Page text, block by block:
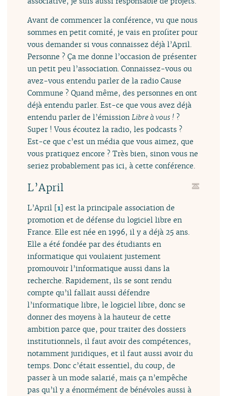
Avant de commencer la conférence, vu que nous
sommes en petit comité, je vais en profiter pour
vous demander si vous connaissez déjà l’April.
Personne ? Ça me donne l’occasion de présenter
un petit peu l’association. Connaissez-vous ou
avez-vous entendu parler de la radio Cause
Commune ? Quand même, des personnes en ont
déjà entendu parler. Est-ce que vous avez déjà
entendu parler de l’émissionLibre à vous ! ?
Super ! Vous écoutez la radio, les podcasts ?
Est-ce que c’est un média que vous aimez, que
vous pratiquez encore ? Très bien, sinon vous ne
seriez probablement pas ici, à cette conférence.
L’April
L’April [1] est la principale association de
promotion et de défense du logiciel libre en
France. Elle est née en 1996, il y a déjà 25 ans.
Elle a été fondée par des étudiants en
informatique qui voulaient justement
promouvoir l’informatique aussi dans la
recherche. Rapidement, ils se sont rendu
compte qu’il fallait aussi défendre
l’informatique libre, le logiciel libre, donc se
donner des moyens à la hauteur de cette
ambition parce que, pour traiter des dossiers
institutionnels, il faut avoir des compétences,
notamment juridiques, et il faut aussi avoir du
temps. Donc c’était essentiel, du coup, de
passer à un mode salarié, mais ça n’empêche
pas qu’il y a énormément de bénévoles aussi à